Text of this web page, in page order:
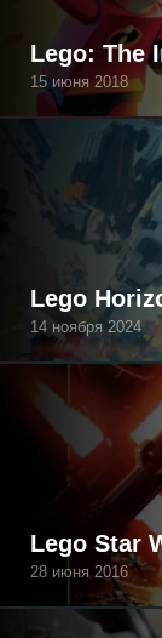
Lego: The
15 июня 2018
Lego
14 ноября 2024
Lego Star
28 июня 2016